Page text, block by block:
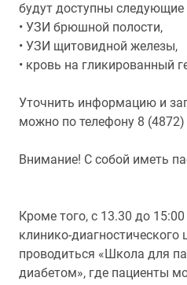
будут доступны следующие
• УЗИ брюшной полости,
• УЗИ щитовидной железы,
• кровь на гликированный
Уточнить информацию и
можно по телефону 8 (4872)
Внимание! С собой иметь
Кроме того, с 13.30 до
клинико-диагностического
проводиться «Школа для
диабетом», где пациенты